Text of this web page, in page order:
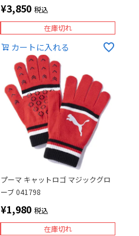
¥3,850 税込
在庫切れ
カートに入れる
プーマ キャットロゴ マジックグロ
ーブ 041798
¥1,980 税込
在庫切れ